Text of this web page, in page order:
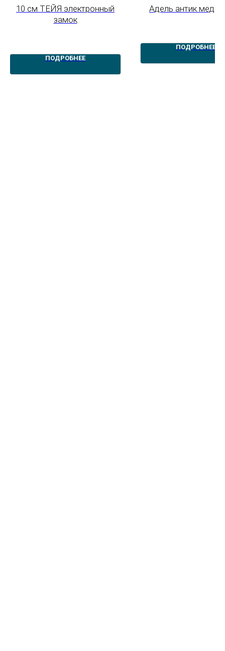
10 см ТЕЙЯ электронный
замок
ПОДРОБНЕЕ
Адель антик медь
ПОДРОБНЕЕ